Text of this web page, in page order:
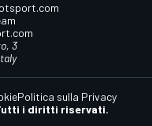
3
i diritti riservati.
Politica sulla Privacy